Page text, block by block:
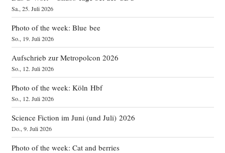
Sa., 25. Juli 2026
Photo of the week: Blue bee
So., 19. Juli 2026
Aufschrieb zur Metropolcon 2026
So., 12. Juli 2026
Photo of the week: Köln Hbf
So., 12. Juli 2026
Science Fiction im Juni (und Juli) 2026
Do., 9. Juli 2026
Photo of the week: Cat and berries